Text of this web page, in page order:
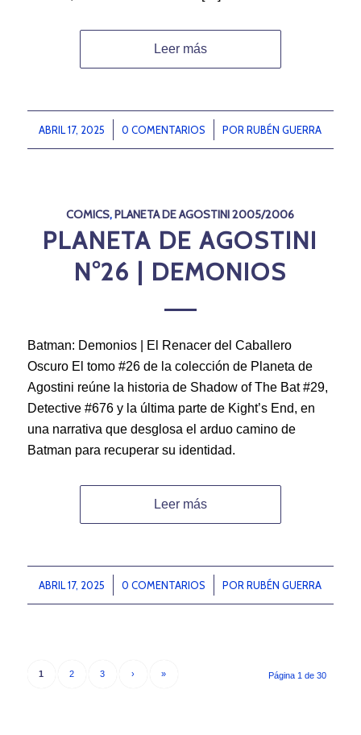
Leer más
ABRIL 17, 2025
/ 0 COMENTARIOS
/ PORRUBÉN GUERRA
COMICS, PLANETA DE AGOSTINI 2005/2006
PLANETA DE AGOSTINI
N°26 | DEMONIOS
Batman: Demonios | El Renacer del Caballero
Oscuro El tomo #26 de la colección de Planeta de
Agostini reúne la historia de Shadow of The Bat #29,
Detective #676 y la última parte de Kight’s End, en
una narrativa que desglosa el arduo camino de
Batman para recuperar su identidad.
Leer más
ABRIL 17, 2025
/ 0 COMENTARIOS
/ PORRUBÉN GUERRA
Página 1 de 30
1 2 3 › »